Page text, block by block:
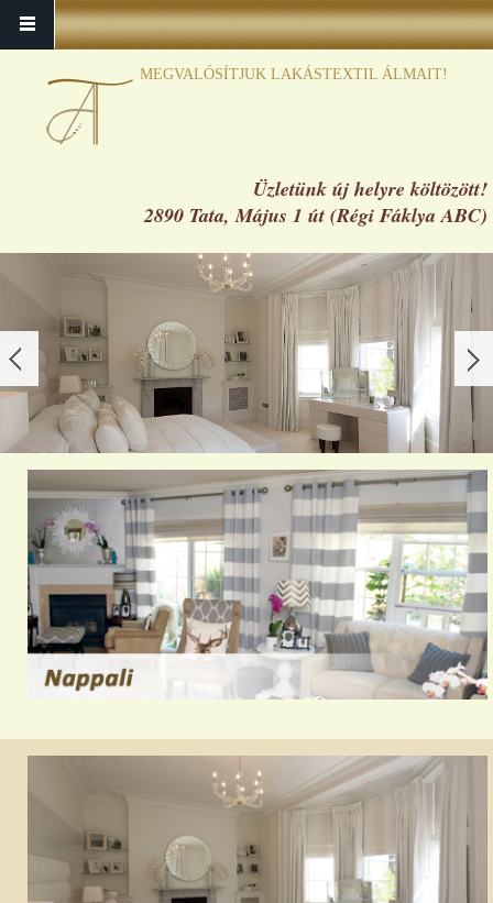
MEGVALÓSÍTJUK LAKÁSTEXTIL ÁLMAIT!
Üzletünk új helyre költözött!
2890 Tata, Május 1 út (Régi Fáklya ABC)